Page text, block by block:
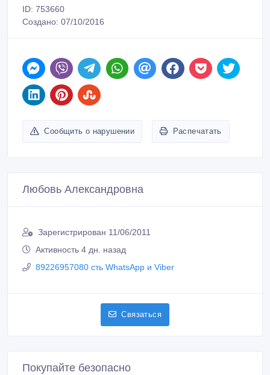
ID: 753660
Создано: 07/10/2016
Сообщить о нарушении Распечатать
Любовь Александровна
Зарегистрирован 11/06/2011
Активность 4 дн. назад
89226957080 сть WhatsApp и Viber
Связаться
Покупайте безопасно